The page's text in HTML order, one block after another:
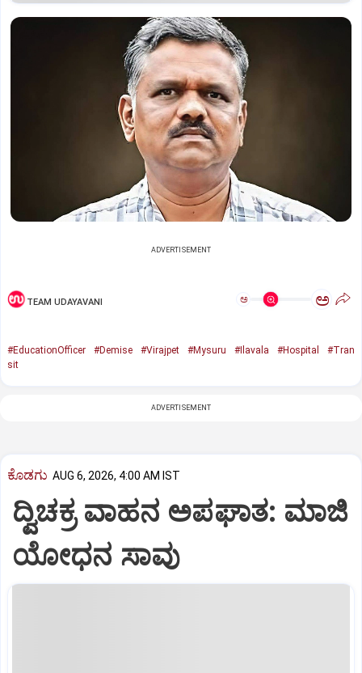
ADVERTISEMENT
TEAM UDAYAVANI ಅ ಅ
#EducationOfficer #Demise #Virajpet #Mysuru #Ilavala #Hospital
#Tran
sit
ADVERTISEMENT
ಕೊಡಗು AUG 6, 2026, 4:00 AM IST
ದ್ವಿಚಕ್ರ ವಾಹನ ಅಪಘಾತ: ಮಾಜಿ
ಯೋಧನ ಸಾವು